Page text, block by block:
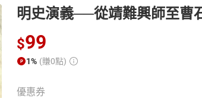
明史演義──從靖難興師至曹
$99
1% (賺0點)
優惠券